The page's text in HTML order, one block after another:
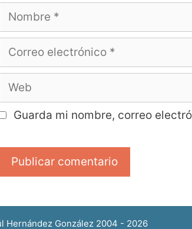
Guarda mi nombre, correo
Hernández González 2004 - 2026